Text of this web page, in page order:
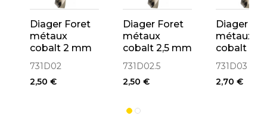
Diager Foret
métaux
cobalt 2 mm
731D02
2,50 €
Diager Foret
métaux
cobalt 2,5 mm
731D02.5
2,50 €
Diager
métaux
cobalt 3
731D03
2,70 €